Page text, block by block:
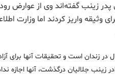
پدر زینب گفته‌اند وی از عوارض
وثیقه واریز کردند اما وزارت
جلالیان گفت دخترش ۱۲ سال در زندان است و
زینب جلالیان درگذشت، آنها اجازه